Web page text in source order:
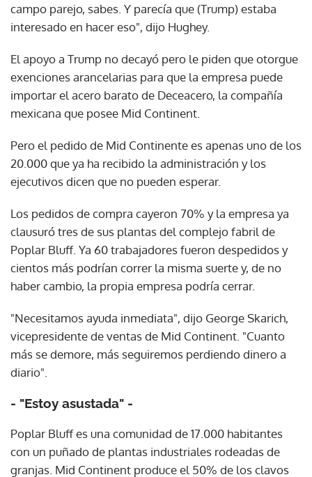
campo parejo, sabes. Y parecía que (Trump) estaba
interesado en hacer eso", dijo Hughey.
El apoyo a Trump no decayó pero le piden que otorgue
exenciones arancelarias para que la empresa puede
importar el acero barato de Deceacero, la compañía
mexicana que posee Mid Continent.
Pero el pedido de Mid Continente es apenas uno de los
20.000 que ya ha recibido la administración y los
ejecutivos dicen que no pueden esperar.
Los pedidos de compra cayeron 70% y la empresa ya
clausuró tres de sus plantas del complejo fabril de
Poplar Bluff. Ya 60 trabajadores fueron despedidos y
cientos más podrían correr la misma suerte y, de no
haber cambio, la propia empresa podría cerrar.
"Necesitamos ayuda inmediata", dijo George Skarich,
vicepresidente de ventas de Mid Continent. "Cuanto
más se demore, más seguiremos perdiendo dinero a
diario".
- "Estoy asustada" -
Poplar Bluff es una comunidad de 17.000 habitantes
con un puñado de plantas industriales rodeadas de
granjas. Mid Continent produce el 50% de los clavos